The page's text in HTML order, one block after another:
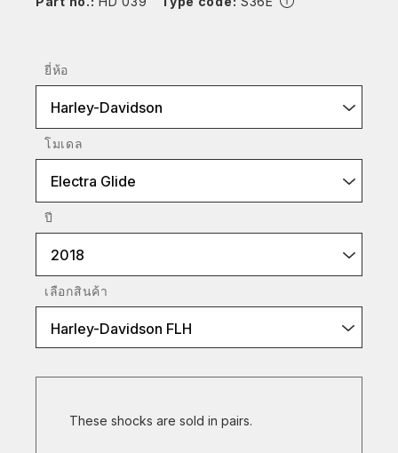
ยี่ห้อ
Harley-Davidson
โมเดล
Electra Glide
ปี
2018
เลือกสินค้า
Harley-Davidson FLH
These shocks are sold in pairs.